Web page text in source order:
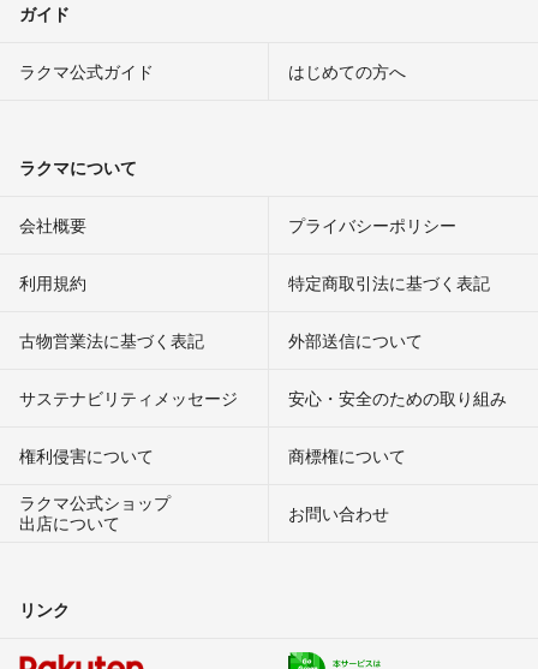
ガイド
ラクマ公式ガイド はじめての方へ
ラクマについて
会社概要 プライバシーポリシー
利用規約 特定商取引法に基づく表記
古物営業法に基づく表記 外部送信について
サステナビリティメッセージ 安心・安全のための取り組み
権利侵害について
商標権について
ラクマ公式ショップ
出店について
お問い合わせ
リンク